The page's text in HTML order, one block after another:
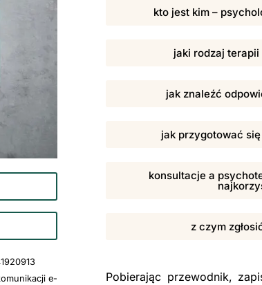
e-
kto jest kim –
jaki rodzaj
jak znaleźć
jak przygotować
konsultacje a
z czym
Pobierając przewodnik,